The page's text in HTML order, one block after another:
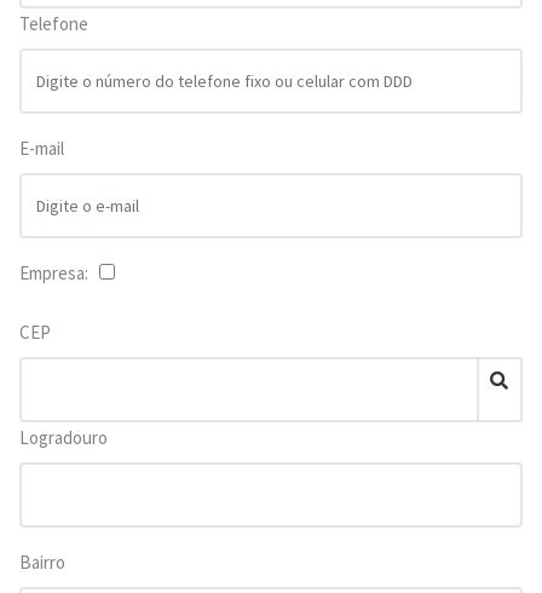
Telefone
E-mail
Empresa:
CEP
Logradouro
Bairro